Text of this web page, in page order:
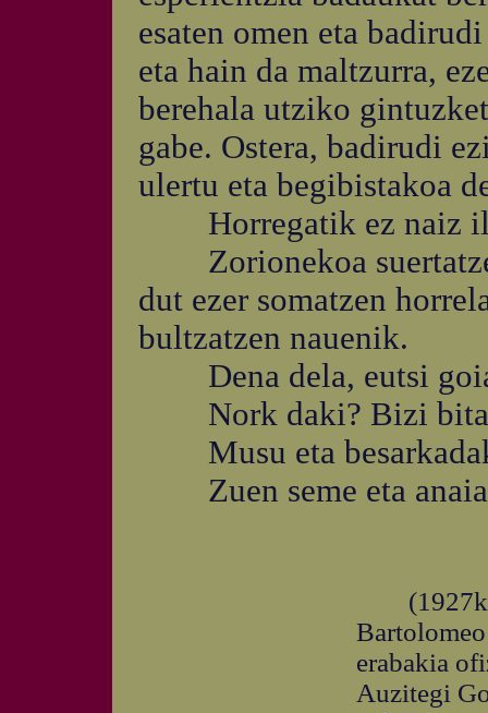
esaten omen eta
eta hain da maltzurra,
berehala utziko
gabe. Ostera, badirudi
ulertu eta begibistakoa
Horregatik ez naiz
Zorionekoa
dut ezer somatzen
bultzatzen nauenik.
Dena dela, eutsi
Nork daki? Bizi
Musu eta
Zuen seme eta anaia
(1927ko
erabakia
Auzitegi